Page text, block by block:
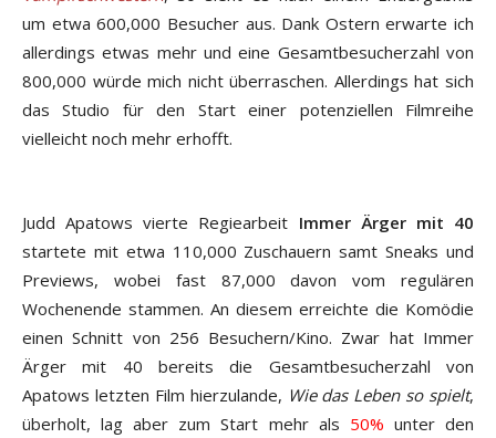
um etwa 600,000 Besucher aus. Dank Ostern erwarte ich
allerdings etwas mehr und eine Gesamtbesucherzahl von
800,000 würde mich nicht überraschen. Allerdings hat sich
das Studio für den Start einer potenziellen Filmreihe
vielleicht noch mehr erhofft.
Judd Apatows vierte Regiearbeit Immer Ärger mit 40
startete mit etwa 110,000 Zuschauern samt Sneaks und
Previews, wobei fast 87,000 davon vom regulären
Wochenende stammen. An diesem erreichte die Komödie
einen Schnitt von 256 Besuchern/Kino. Zwar hat Immer
Ärger mit 40 bereits die Gesamtbesucherzahl von
Apatows letzten Film hierzulande, Wie das Leben so spielt,
überholt, lag aber zum Start mehr als 50% unter den